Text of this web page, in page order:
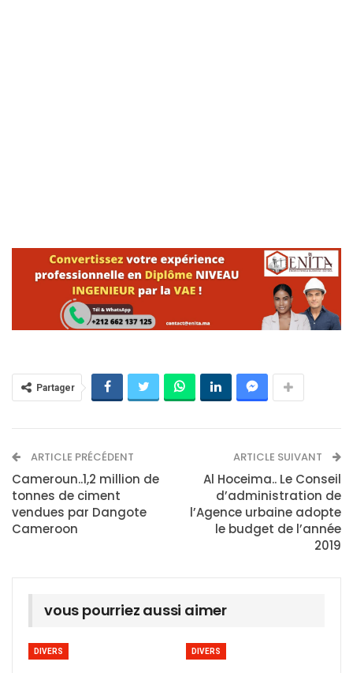
Partager
ARTICLE PRÉCÉDENT
Cameroun..1,2 million de
tonnes de ciment
vendues par Dangote
Cameroon
ARTICLE SUIVANT
Al Hoceima.. Le Conseil
d’administration de
l’Agence urbaine adopte
le budget de l’année
2019
vous pourriez aussi aimer
DIVERS DIVERS